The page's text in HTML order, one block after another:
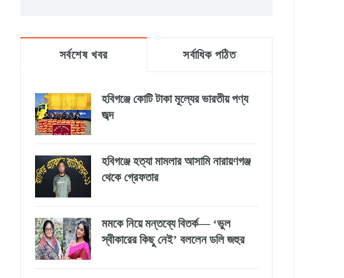
সর্বশেষ খবর সর্বাধিক পঠিত
হবিগঞ্জে কোটি টাকা মূল্যের ভারতীয় পণ্য
জব্দ
হবিগঞ্জে হত্যা মামলার আসামি নারায়ণগঞ্জ
থেকে গ্রেফতার
মমকে নিয়ে মন্তব্যে বিতর্ক— ‘ভুল
স্বীকারের কিছু নেই’ বললেন ডলি জহুর